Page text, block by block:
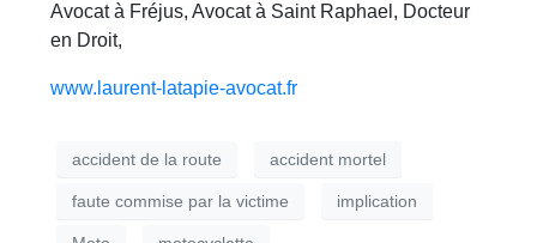
Avocat à Fréjus, Avocat à Saint Raphael, Docteur
en Droit,
www.laurent-latapie-avocat.fr
accident de la route accident mortel
faute commise par la victime implication